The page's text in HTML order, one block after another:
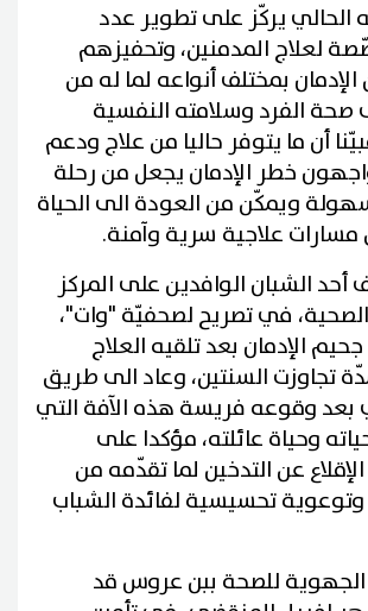
الحالي يركّز على تطوير عدد
لعلاج المدمنين، وتحفيزهم
الإدمان بمختلف أنواعه لما له من
صحة الفرد وسلامته النفسية
أن ما يتوفر حاليا من علاج ودعم
خطر الإدمان يجعل من رحلة
ويمكّن من العودة الى الحياة
علاجية سرية وآمنة.
الشبان الوافدين على المركز
الصحية، في تصريح لصحفيّة "وات"،
الإدمان بعد تلقيه العلاج
تجاوزت السنتين، وعاد الى طريق
بعد وقوعه فريسة هذه الآفة التي
وحياة عائلته، مؤكدا على
عن التدخين لما تقدّمه من
تحسيسية لفائدة الشباب
الجهوية للصحة ببن عروس قد